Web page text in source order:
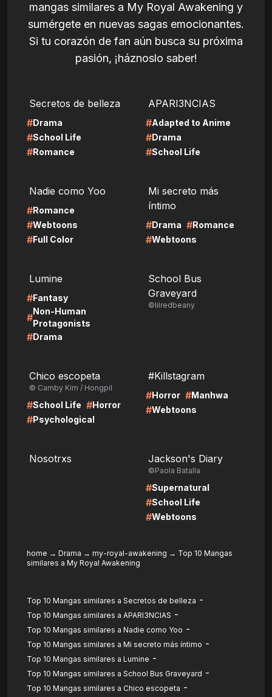
mangas similares a My Royal Awakening y
sumérgete en nuevas sagas emocionantes.
Si tu corazón de fan aún busca su próxima
pasión, ¡háznoslo saber!
Secretos de belleza
#Drama
#School Life
#Romance
APARI3NCIAS
#Adapted to Anime
#Drama
#School Life
Nadie como Yoo
#Romance
#Webtoons
#Full Color
Mi secreto más
íntimo
#Drama #Romance
#Webtoons
Lumine
#Fantasy
#
Non-Human
Protagonists
#Drama
School Bus
Graveyard
©lilredbeany
Chico escopeta
© Carnby Kim / Hongpil
#School Life #Horror
#Psychological
#Killstagram
#Horror #Manhwa
#Webtoons
Nosotrxs
Jackson's Diary
©Paola Batalla
#Supernatural
#School Life
#Webtoons
home → Drama → my-royal-awakening → Top 10 Mangas
similares a My Royal Awakening
Top 10 Mangas similares a Secretos de belleza -
Top 10 Mangas similares a APARI3NCIAS -
Top 10 Mangas similares a Nadie como Yoo -
Top 10 Mangas similares a Mi secreto más íntimo -
Top 10 Mangas similares a Lumine -
Top 10 Mangas similares a School Bus Graveyard -
Top 10 Mangas similares a Chico escopeta -